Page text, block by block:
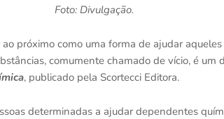
Foto: Divulgação.
próximo como uma forma de ajudar
comumente chamado de vício, é um
, publicado pela Scortecci Editora.
determinadas a ajudar dependentes